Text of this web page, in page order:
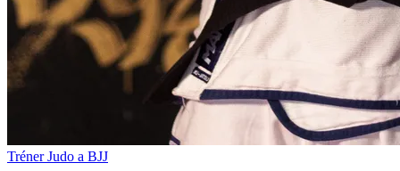
Tréner Judo a BJJ